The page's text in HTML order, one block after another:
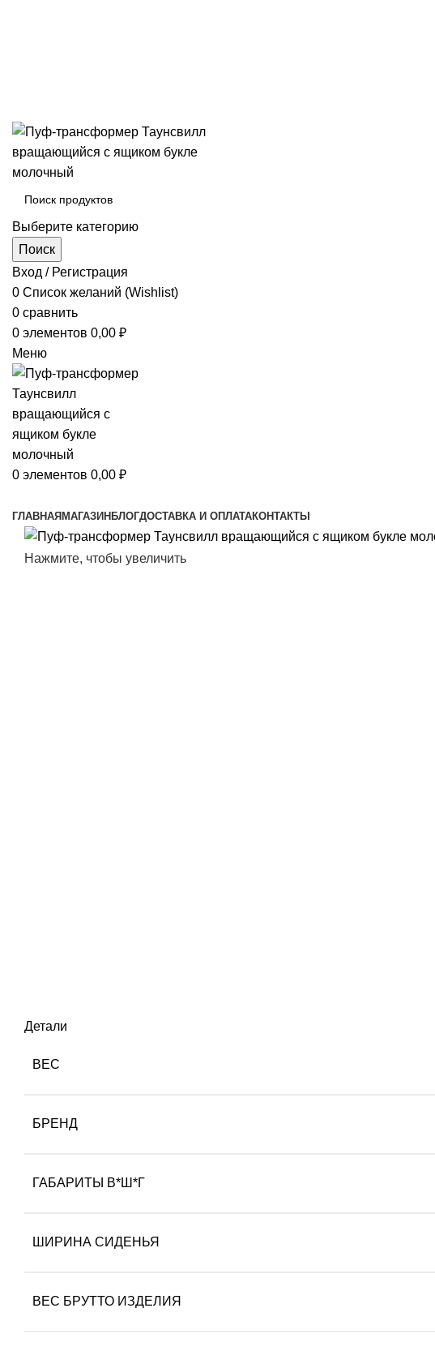
Выберите категорию
Поиск
Вход / Регистрация
0 Список желаний (Wishlist)
0 сравнить
0 элементов 0,00 ₽
Меню
0 элементов 0,00 ₽
ГЛАВНАЯ МАГАЗИН БЛОГДОСТАВКА И ОПЛАТАКОНТАКТЫ
Нажмите, чтобы увеличить
Детали
ВЕС
БРЕНД
ГАБАРИТЫ В*Ш*Г
ШИРИНА СИДЕНЬЯ
ВЕС БРУТТО ИЗДЕЛИЯ